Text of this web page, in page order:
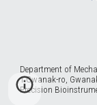
Department of
1 Gwanak-ro,
Precision